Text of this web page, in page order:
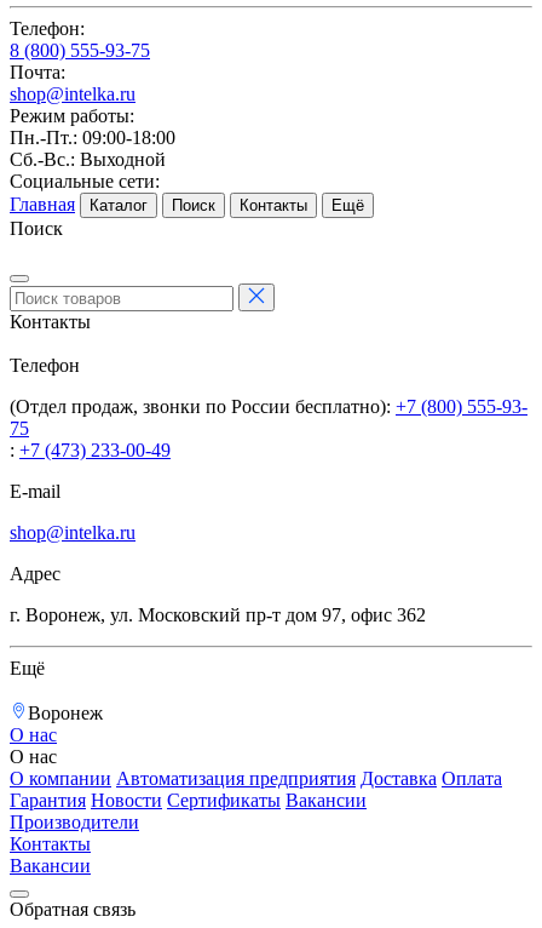
Телефон:
8 (800) 555-93-75
Почта:
shop@intelka.ru
Режим работы:
Пн.-Пт.: 09:00-18:00
Сб.-Вс.: Выходной
Социальные сети:
Главная
Каталог Поиск Контакты Ещё
Поиск
Контакты
Телефон
(Отдел продаж, звонки по России бесплатно): +7 (800) 555-93-
75
: +7 (473) 233-00-49
E-mail
shop@intelka.ru
Адрес
г. Воронеж, ул. Московский пр-т дом 97, офис 362
Ещё
Воронеж
О нас
О нас
О компании Автоматизация предприятия Доставка Оплата
Гарантия Новости Сертификаты Вакансии
Производители
Контакты
Вакансии
Обратная связь